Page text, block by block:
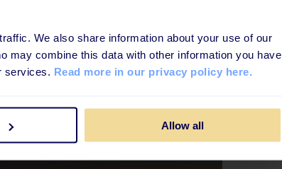
We also share information about your use of our
may combine this data with other information you have
services. Read more in our privacy policy here.
Allow all